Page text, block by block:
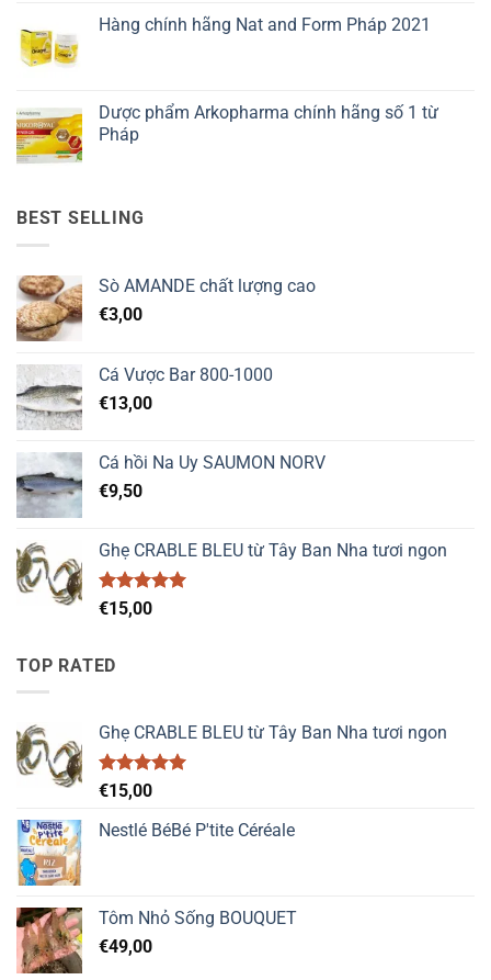
Hàng chính hãng Nat and Form Pháp 2021
Dược phẩm Arkopharma chính hãng số 1 từ
Pháp
BEST SELLING
Sò AMANDE chất lượng cao
€3,00
Cá Vược Bar 800-1000
€13,00
Cá hồi Na Uy SAUMON NORV
€9,50
Ghẹ CRABLE BLEU từ Tây Ban Nha tươi ngon
Được xếp
hạng
€15,00
TOP RATED
Ghẹ CRABLE BLEU từ Tây Ban Nha tươi ngon
Được xếp
hạng
5 sao
€15,00
Nestlé BéBé P'tite Céréale
Tôm Nhỏ Sống BOUQUET
€49,00